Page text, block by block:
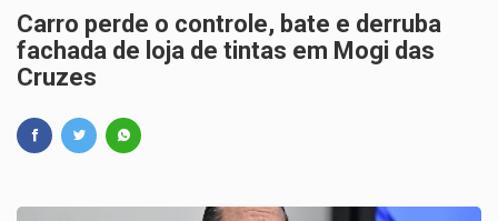
Carro perde o controle, bate e derruba
fachada de loja de tintas em Mogi das
Cruzes